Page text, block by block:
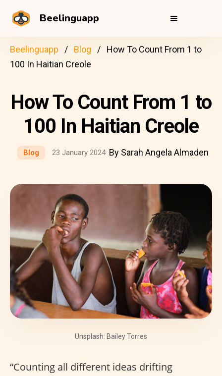
Beelinguapp
Beelinguapp Blog
How To Count From 1 to
100 In Haitian Creole
How To Count From 1 to
100 In Haitian Creole
Blog 23 January 2024 By Sarah Angela Almaden
Unsplash: Bailey Torres
“Counting all different ideas drifting